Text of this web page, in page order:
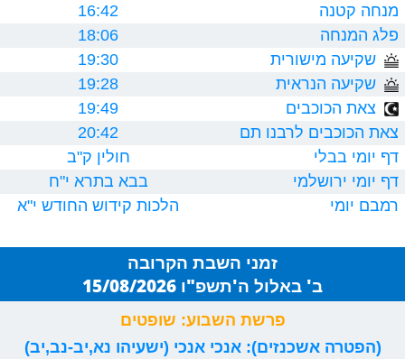
מנחה קטנה
16:42
פלג המנחה
18:06
שקיעה מישורית
19:30
שקיעה הנראית
19:28
צאת הכוכבים
19:49
צאת הכוכבים לרבנו תם
20:42
דף יומי בבלי
חולין ק"ב
דף יומי ירושלמי
בבא בתרא י"ח
רמבם יומי
הלכות קידוש החודש י"א
זמני השבת הקרובה
ב' באלול ה'תשפ"ו 15/08/2026
פרשת השבוע: שופטים
(הפטרה אשכנזים): אנכי אנכי (ישעיהו נא,יב-נב,יב)